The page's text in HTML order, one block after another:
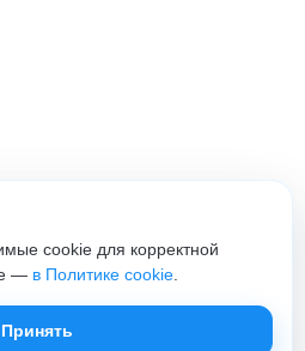
cookie для корректной
— в Политике cookie
Принять